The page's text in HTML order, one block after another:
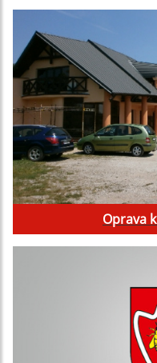
Oprava